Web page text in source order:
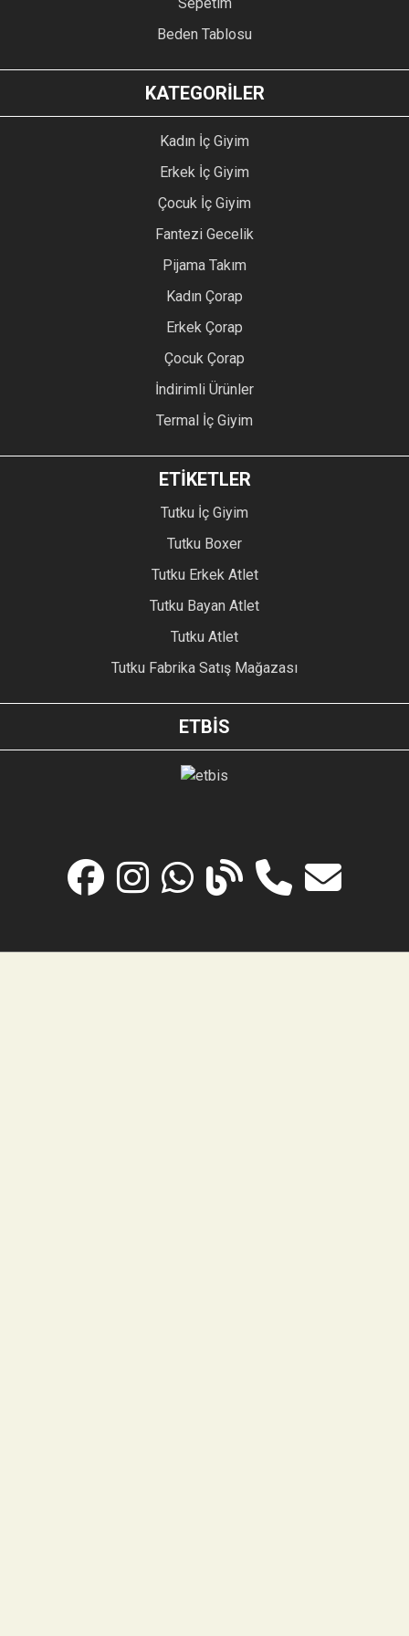
Beden Tablosu
KATEGORİLER
Kadın İç Giyim
Erkek İç Giyim
Çocuk İç Giyim
Fantezi Gecelik
Pijama Takım
Kadın Çorap
Erkek Çorap
Çocuk Çorap
İndirimli Ürünler
Termal İç Giyim
ETİKETLER
Tutku İç Giyim
Tutku Boxer
Tutku Erkek Atlet
Tutku Bayan Atlet
Tutku Atlet
Tutku Fabrika Satış Mağazası
ETBİS